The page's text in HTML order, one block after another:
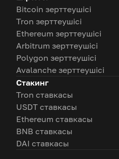
Bitcoin зерттеушісі
Tron зерттеушісі
Ethereum зерттеушісі
Arbitrum зерттеушісі
Polygon зерттеушісі
Avalanche зерттеушісі
Стакинг
Tron ставкасы
USDT ставкасы
Ethereum ставкасы
BNB ставкасы
DAI ставкасы